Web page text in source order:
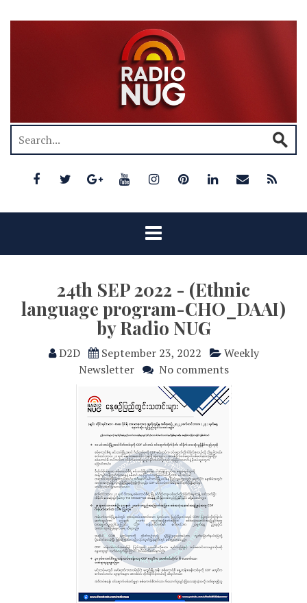
24th SEP 2022 - (Ethnic
language program-CHO_DAAI)
by Radio NUG
D2D September 23, 2022
Weekly
Newsletter
No comments